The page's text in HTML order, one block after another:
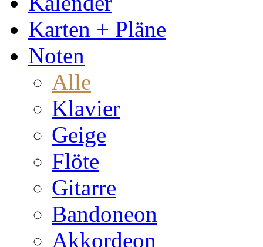
Karten + Pläne
Noten
Alle
Klavier
Geige
Flöte
Gitarre
Bandoneon
Akkordeon